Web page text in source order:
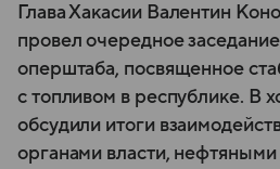
Глава Хакасии Валентин
провел очередное
оперштаба, посвященное
с топливом в республике. В
обсудили итоги
органами власти,